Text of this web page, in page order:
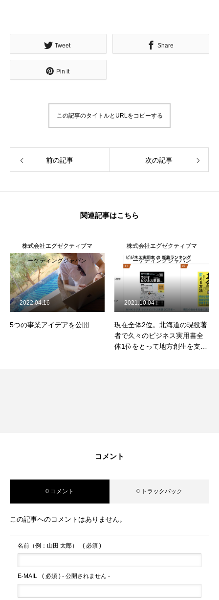
Tweet Share
Pin it
この記事のタイトルとURLをコピーする
前の記事 次の記事
関連記事はこちら
株式会社エグゼクティブマ
ーケティングジャパン
5つの事業アイデアを公開
2022.04.16
株式会社エグゼクティブマ
ーケティングジャパン
現在全体2位。北海道の現役著
者で久々のビジネス実用書全
体1位をとって地方創生を支援
2021.10.04
コメント
0 コメント 0 トラックバック
この記事へのコメントはありません。
名前（例：山田 太郎） ( 必須 )
E-MAIL ( 必須 ) - 公開されません -